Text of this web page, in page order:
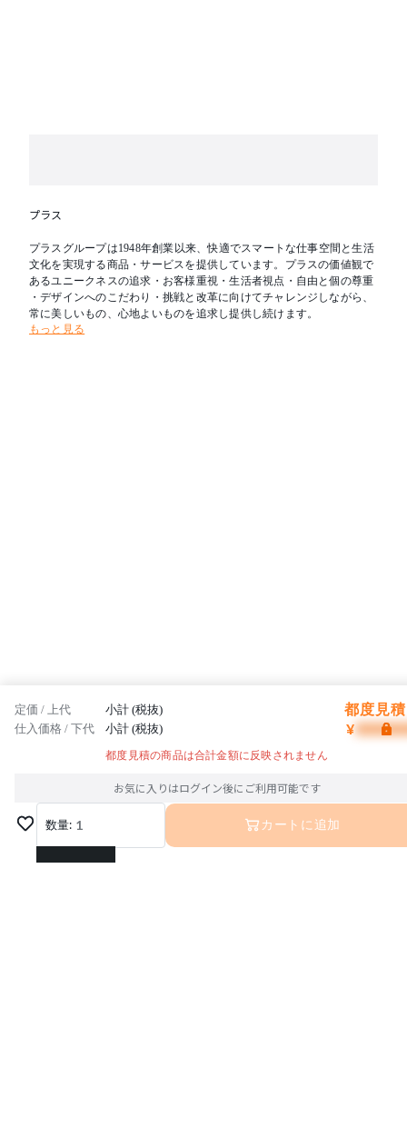
プラス
プラスグループは1948年創業以来、快適でスマートな仕事空間と生活
文化を実現する商品・サービスを提供しています。プラスの価値観で
あるユニークネスの追求・お客様重視・生活者視点・自由と個の尊重
・デザインへのこだわり・挑戦と改革に向けてチャレンジしながら、
常に美しいもの、心地よいものを追求し提供し続けます。
もっと見る
定価 / 上代 小計 (税抜) 都度見
仕入価格 / 下代 小計 (税抜) ¥
都度見積の商品は合計金額に反映されません
お気に入りはログイン後にご利用可能です
数量: 1
1
カートに追加